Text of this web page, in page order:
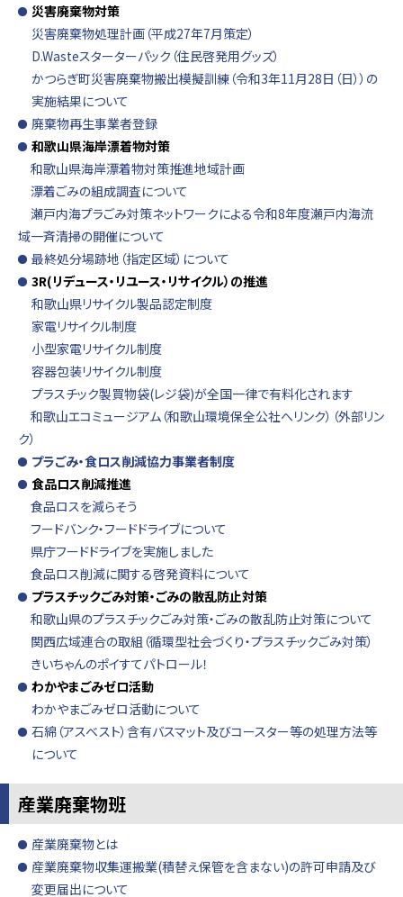
災害廃棄物対策
災害廃棄物処理計画（平成27年7月策定）
D.Wasteスターターパック（住民啓発用グッズ）
かつらぎ町災害廃棄物搬出模擬訓練（令和3年11月28日（日））の
実施結果について
廃棄物再生事業者登録
和歌山県海岸漂着物対策
和歌山県海岸漂着物対策推進地域計画
漂着ごみの組成調査について
瀬戸内海プラごみ対策ネットワークによる令和8年度瀬戸内海流
域一斉清掃の開催について
最終処分場跡地（指定区域）について
3R(リデュース・リユース・リサイクル）の推進
和歌山県リサイクル製品認定制度
家電リサイクル制度
小型家電リサイクル制度
容器包装リサイクル制度
プラスチック製買物袋(レジ袋)が全国一律で有料化されます
和歌山エコミュージアム（和歌山環境保全公社へリンク）（外部リン
ク）
プラごみ・食ロス削減協力事業者制度
食品ロス削減推進
食品ロスを減らそう
フードバンク・フードドライブについて
県庁フードドライブを実施しました
食品ロス削減に関する啓発資料について
プラスチックごみ対策・ごみの散乱防止対策
和歌山県のプラスチックごみ対策・ごみの散乱防止対策について
関西広域連合の取組（循環型社会づくり・プラスチックごみ対策）
きいちゃんのポイすてパトロール！
わかやまごみゼロ活動
わかやまごみゼロ活動について
石綿（アスベスト）含有バスマット及びコースター等の処理方法等
について
産業廃棄物班
産業廃棄物とは
産業廃棄物収集運搬業(積替え保管を含まない)の許可申請及び
変更届出について